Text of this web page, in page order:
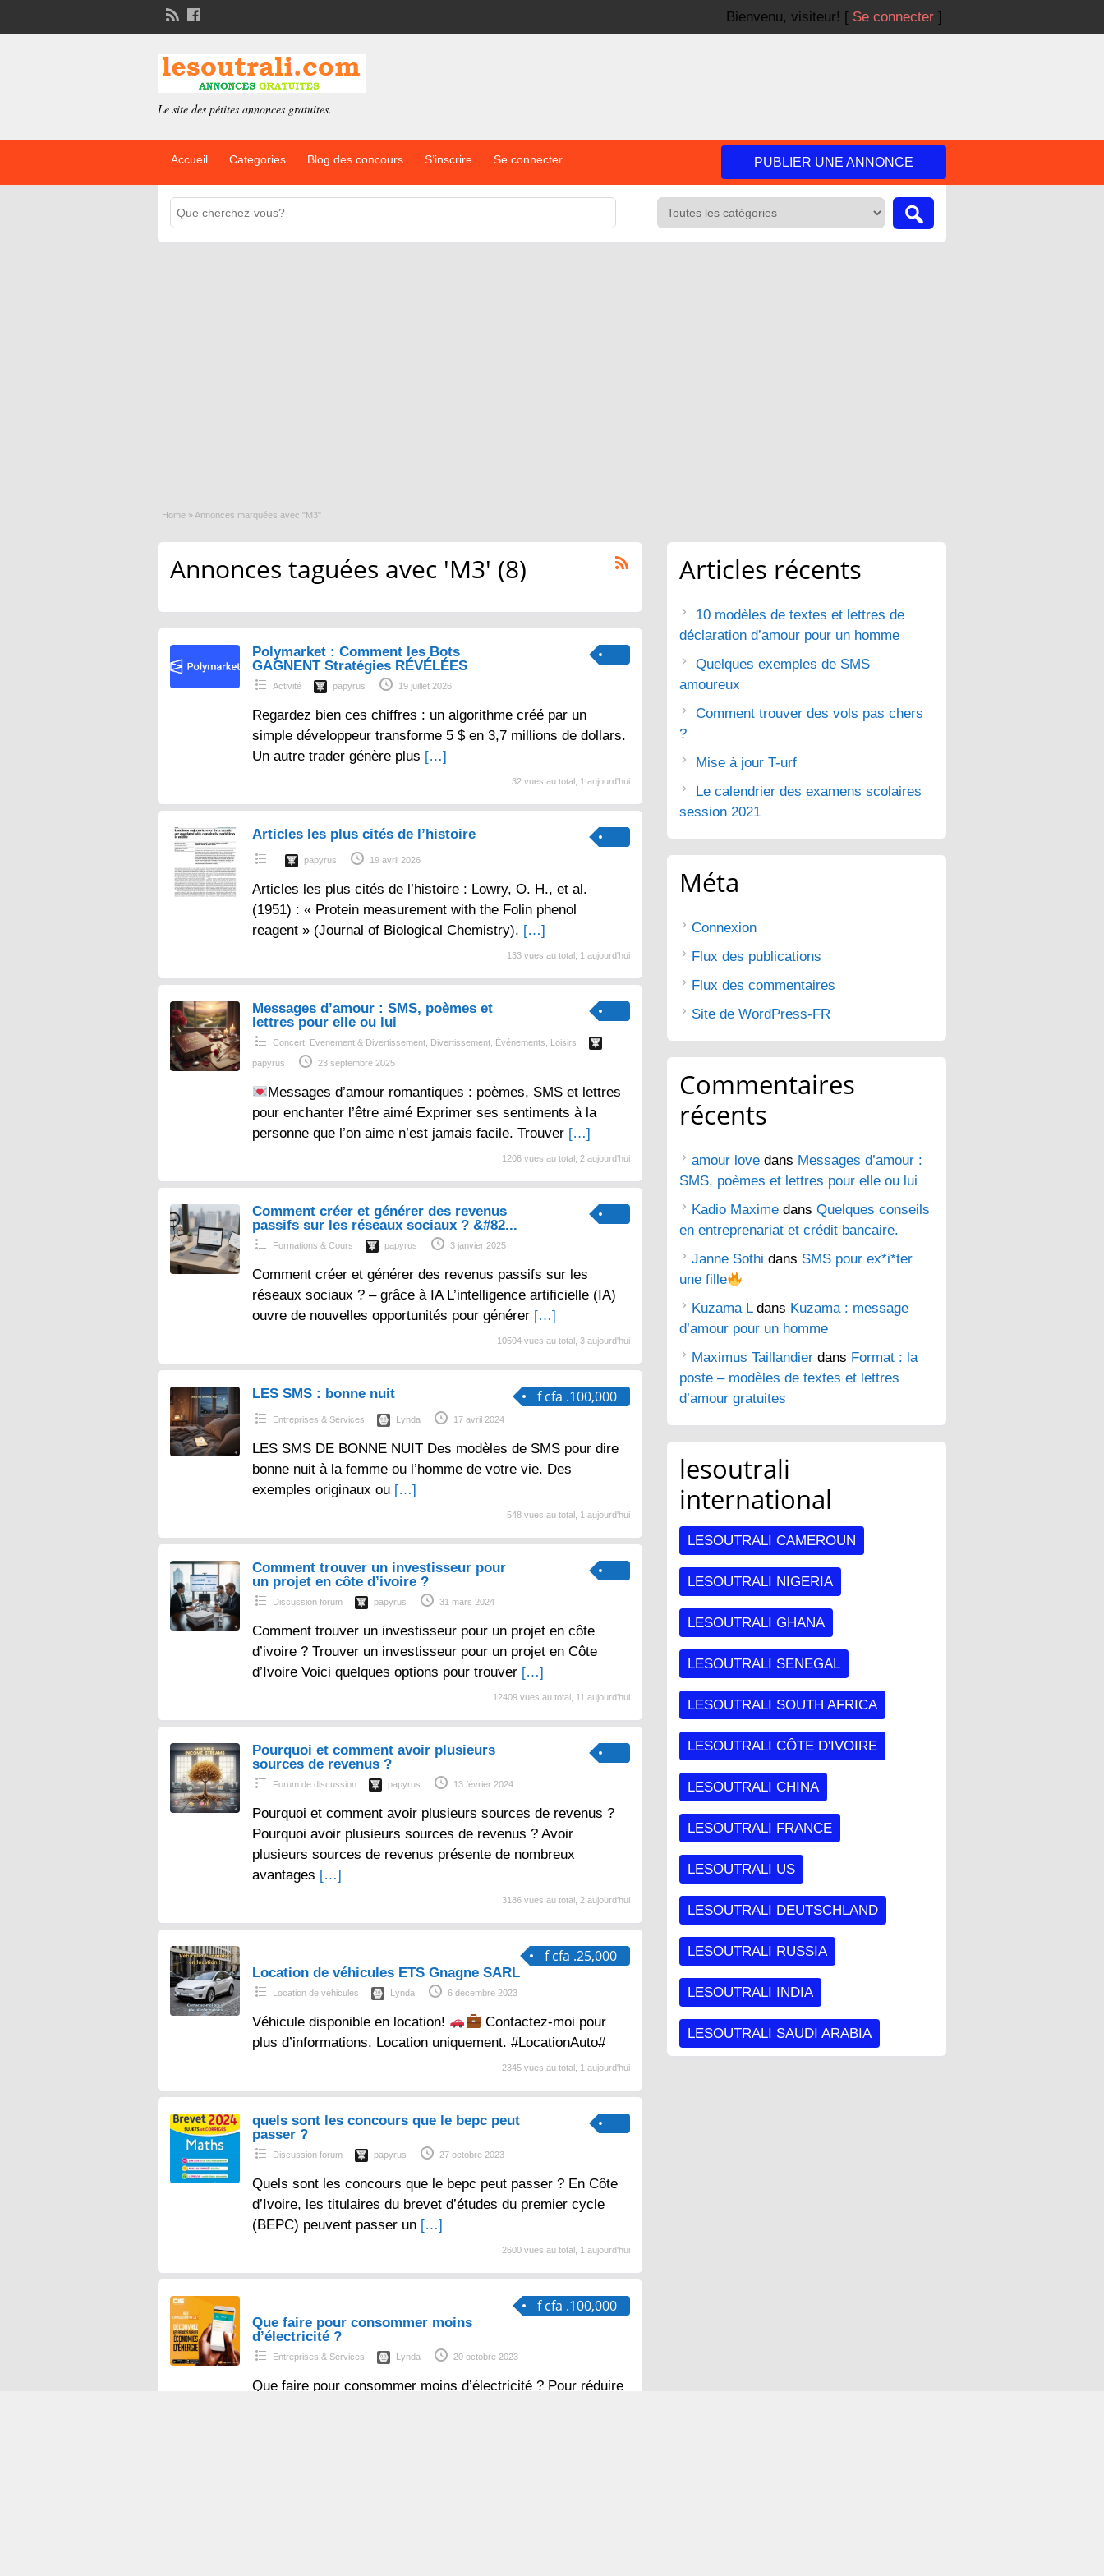
Bienvenu, visiteur! [ Se connecter ]
Le site des pétites annonces gratuites.
Accueil Categories Blog des concours S’inscrire Se connecter PUBLIER UNE ANNONCE
Home » Annonces marquées avec "M3"
Annonces taguées avec 'M3' (8)
Polymarket : Comment les Bots
GAGNENT Stratégies RÉVÉLÉES
Activité papyrus 19 juillet 2026
Regardez bien ces chiffres : un algorithme créé par un
simple développeur transforme 5 $ en 3,7 millions de dollars.
Un autre trader génère plus […]
32 vues au total, 1 aujourd'hui
Articles les plus cités de l’histoire
papyrus 19 avril 2026
Articles les plus cités de l’histoire : Lowry, O. H., et al.
(1951) : « Protein measurement with the Folin phenol
reagent » (Journal of Biological Chemistry). […]
133 vues au total, 1 aujourd'hui
Messages d’amour : SMS, poèmes et
lettres pour elle ou lui
Concert, Evenement & Divertissement Divertissement Événements Loisirs
papyrus 23 septembre 2025
Messages d’amour romantiques : poèmes, SMS et lettres
pour enchanter l’être aimé Exprimer ses sentiments à la
personne que l’on aime n’est jamais facile. Trouver […]
1206 vues au total, 2 aujourd'hui
Comment créer et générer des revenus
passifs sur les réseaux sociaux ? &#82...
Formations & Cours papyrus 3 janvier 2025
Comment créer et générer des revenus passifs sur les
réseaux sociaux ? – grâce à IA L’intelligence artificielle (IA)
ouvre de nouvelles opportunités pour générer […]
10504 vues au total, 3 aujourd'hui
f cfa .100,000
LES SMS : bonne nuit
Entreprises & Services Lynda 17 avril 2024
LES SMS DE BONNE NUIT Des modèles de SMS pour dire
bonne nuit à la femme ou l’homme de votre vie. Des
exemples originaux ou […]
548 vues au total, 1 aujourd'hui
Comment trouver un investisseur pour
un projet en côte d’ivoire ?
Discussion forum papyrus 31 mars 2024
Comment trouver un investisseur pour un projet en côte
d’ivoire ? Trouver un investisseur pour un projet en Côte
d’Ivoire Voici quelques options pour trouver […]
12409 vues au total, 11 aujourd'hui
Pourquoi et comment avoir plusieurs
sources de revenus ?
Forum de discussion papyrus 13 février 2024
Pourquoi et comment avoir plusieurs sources de revenus ?
Pourquoi avoir plusieurs sources de revenus ? Avoir
plusieurs sources de revenus présente de nombreux
avantages […]
3186 vues au total, 2 aujourd'hui
f cfa .25,000
Location de véhicules ETS Gnagne SARL
Location de véhicules Lynda 6 décembre 2023
Véhicule disponible en location!
Contactez-moi pour
plus d’informations. Location uniquement. #LocationAuto#
2345 vues au total, 1 aujourd'hui
quels sont les concours que le bepc peut
passer ?
Discussion forum papyrus 27 octobre 2023
Quels sont les concours que le bepc peut passer ? En Côte
d’Ivoire, les titulaires du brevet d’études du premier cycle
(BEPC) peuvent passer un […]
2600 vues au total, 1 aujourd'hui
f cfa .100,000
Que faire pour consommer moins
d’électricité ?
Entreprises & Services Lynda 20 octobre 2023
Que faire pour consommer moins d’électricité ? Pour réduire
Articles récents
10 modèles de textes et lettres de
déclaration d’amour pour un homme
Quelques exemples de SMS
amoureux
Comment trouver des vols pas chers
?
Mise à jour T-urf
Le calendrier des examens scolaires
session 2021
Méta
Connexion
Flux des publications
Flux des commentaires
Site de WordPress-FR
Commentaires
récents
amour love dans Messages d’amour :
SMS, poèmes et lettres pour elle ou lui
Kadio Maxime dans Quelques conseils
en entreprenariat et crédit bancaire.
Janne Sothi dans SMS pour ex*i*ter
une fille
Kuzama Ldans Kuzama : message
d’amour pour un homme
Maximus Taillandier dans Format : la
poste – modèles de textes et lettres
d’amour gratuites
lesoutrali
international
LESOUTRALI CAMEROUN
LESOUTRALI NIGERIA
LESOUTRALI GHANA
LESOUTRALI SENEGAL
LESOUTRALI SOUTH AFRICA
LESOUTRALI CÔTE D'IVOIRE
LESOUTRALI CHINA
LESOUTRALI FRANCE
LESOUTRALI US
LESOUTRALI DEUTSCHLAND
LESOUTRALI RUSSIA
LESOUTRALI INDIA
LESOUTRALI SAUDI ARABIA